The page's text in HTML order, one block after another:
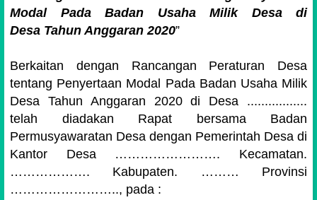
Modal Pada Badan Usaha Milik Desa di
Desa Tahun Anggaran 2020”
Berkaitan dengan Rancangan Peraturan Desa
tentang Penyertaan Modal Pada Badan Usaha Milik
Desa Tahun Anggaran 2020 di Desa .................
telah diadakan Rapat bersama Badan
Permusyawaratan Desa dengan Pemerintah Desa di
Kantor Desa ……………………. Kecamatan.
………………. Kabupaten. ……… Provinsi
…………………….., pada :